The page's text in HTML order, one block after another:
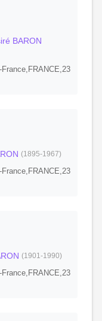
BARON
(1895-1967)
(1901-1990)